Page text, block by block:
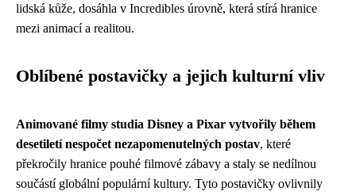
lidská kůže, dosáhla v Incredibles úrovně, která stírá hranice
mezi animací a realitou.
Oblíbené postavičky a jejich kulturní vliv
Animované filmy studia Disney a Pixar vytvořily během
desetiletí nespočet nezapomenutelných postav, které
překročily hranice pouhé filmové zábavy a staly se nedílnou
součástí globální populární kultury. Tyto postavičky ovlivnily